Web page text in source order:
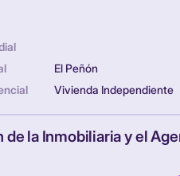
El Peñón
Vivienda Independiente
de la Inmobiliaria y el